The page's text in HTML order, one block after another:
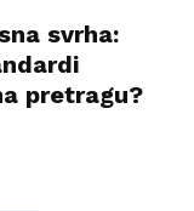
svrha:
pretragu?